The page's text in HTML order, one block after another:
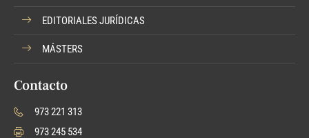
EDITORIALES JURÍDICAS
MÁSTERS
Contacto
973 221 313
973 245 534